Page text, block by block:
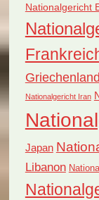
Nationalgericht
Griechenland
Nationalgericht Iran
Japan
Libanon